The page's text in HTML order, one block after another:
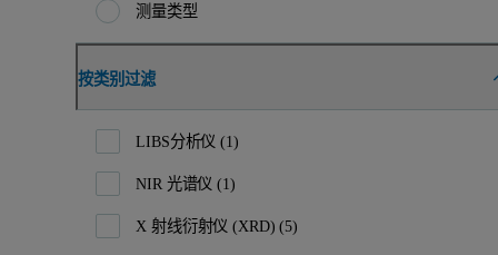
测量类型
按类别过滤
LIBS分析仪(1)
NIR 光谱仪(1)
X 射线衍射仪 (XRD)(5)